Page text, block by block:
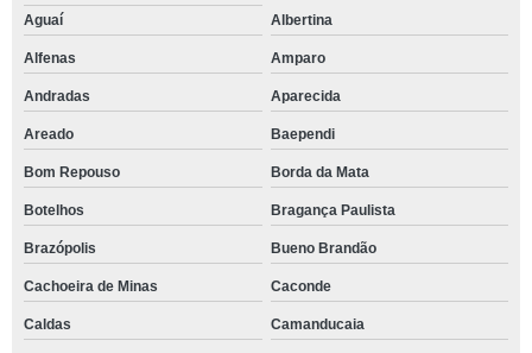
Aguaí
Albertina
Alfenas Amparo
Andradas Aparecida
Areado Baependi
Bom Repouso Borda da Mata
Botelhos Bragança Paulista
Brazópolis Bueno Brandão
Cachoeira de Minas Caconde
Caldas Camanducaia